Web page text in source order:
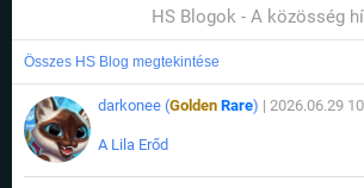
HS Blogok - A közösség
Összes HS Blog megtekintése
darkonee (Golden Rare) | 2026.06.29
A Lila Erőd